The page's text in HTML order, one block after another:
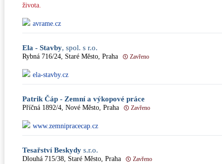
života.
avrame.cz
Ela - Stavby, spol. s r.o.
Rybná 716/24, Staré Město, Praha Zavřeno
ela-stavby.cz
Patrik Čáp - Zemní a výkopové práce
Příčná 1892/4, Nové Město, Praha Zavřeno
www.zemnipracecap.cz
Tesařství Beskydy s.r.o.
Dlouhá 715/38, Staré Město, Praha Zavřeno